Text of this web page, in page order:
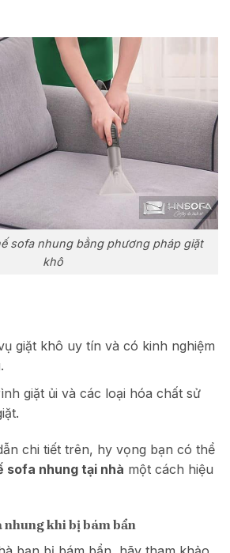
sofa nhung bằng phương pháp giặt
khô
giặt khô uy tín và có kinh nghiệm
giặt ủi và các loại hóa chất sử
chi tiết trên, hy vọng bạn có thể
sofa nhung tại nhà một cách hiệu
nhung khi bị bám bẩn